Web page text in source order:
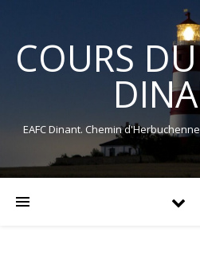
COURS
EAFC Dinant. Chemin